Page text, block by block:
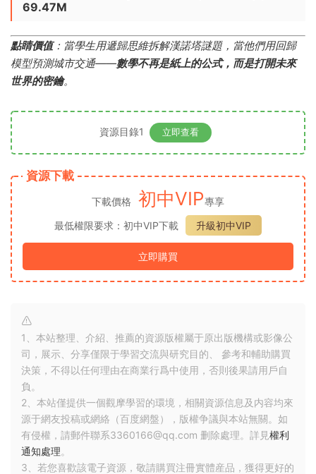
69.47M
點睛價值​：當學生用遞歸思維拆解漢諾塔謎題，當他們用回歸
模型預測城市交通——數學不再是紙上的公式，而是打開未來
世界的密鑰。
資源目錄1 立即查看
資源下載
下載價格 初中VIP專享
最低權限要求：初中VIP下載
升級初中VIP
立即購買
1、本站整理、介紹、推薦的資源版權屬于原出版機構或影像公
司，展示、分享僅限于學習交流與研究目的、 參考和輔助購買
決策，不得以任何理由在商業行爲中使用，否則後果請用戶自
負。
2、本站僅提供一個觀摩學習的環境，相關資源信息及内容均來
源于網友投稿或網絡（百度網盤），版權争議與本站無關。如
有侵權，請郵件聯系3360166@qq.com 删除處理。詳見權利
通知處理。
3、若您喜歡該電子資源，敬請購買注冊實體産品，獲得更好的